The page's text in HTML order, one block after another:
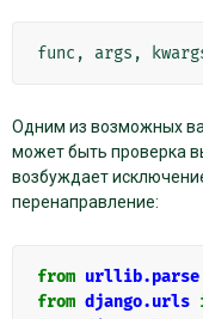
func , args ,
Одним из возможных
может быть проверка
возбуждает
перенаправление:
from urllib.parse
from django.urls